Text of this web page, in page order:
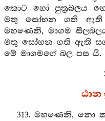
කොට හෝ පුත්‍රබලය
මතු සෝභන ගති ඇති
මහණෙනි, මාගම
මතු සෝභන ගති ඇති
මේ මාගමගේ බල පස යි.
ඨාන
313. මහණෙනි, නො